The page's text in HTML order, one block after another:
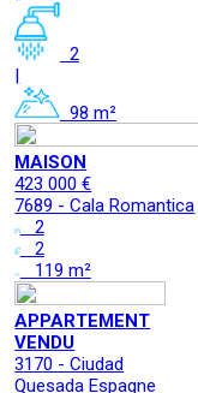
2
|
98 m²
MAISON
423 000 €
7689 - Cala Romantica
2
2
119 m²
APPARTEMENT
VENDU
3170 - Ciudad
Quesada Espagne